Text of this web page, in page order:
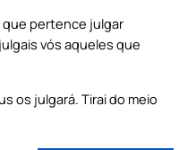
que pertence julgar
vós aqueles que
os julgará. Tirai do meio